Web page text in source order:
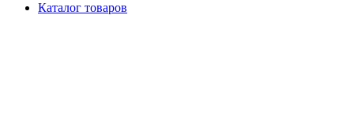
Каталог товаров